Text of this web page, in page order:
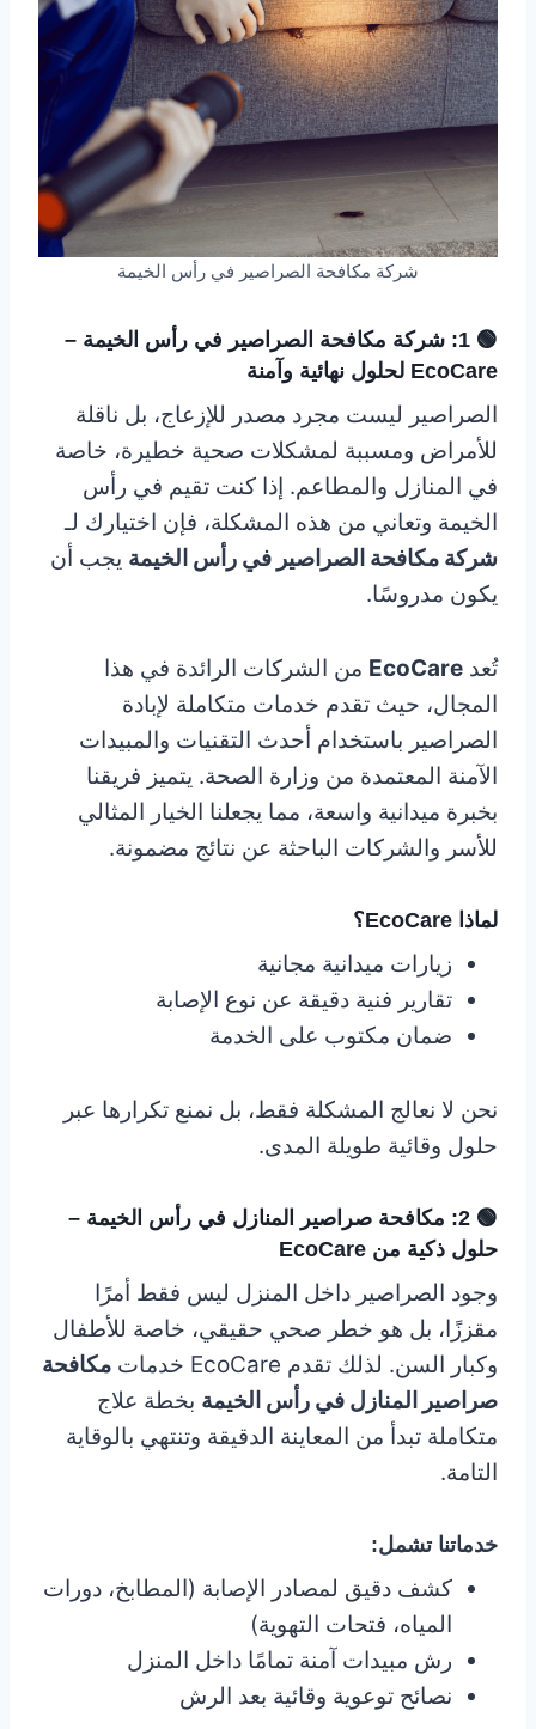
شركة مكافحة الصراصير في رأس الخيمة
🟢 1: شركة مكافحة الصراصير في رأس الخيمة –
EcoCare لحلول نهائية وآمنة
الصراصير ليست مجرد مصدر للإزعاج، بل ناقلة
للأمراض ومسببة لمشكلات صحية خطيرة، خاصة
في المنازل والمطاعم. إذا كنت تقيم في رأس
الخيمة وتعاني من هذه المشكلة، فإن اختيارك لـ
شركة مكافحة الصراصير في رأس الخيمة يجب أن
يكون مدروسًا.
تُعد EcoCare من الشركات الرائدة في هذا
المجال، حيث تقدم خدمات متكاملة لإبادة
الصراصير باستخدام أحدث التقنيات والمبيدات
الآمنة المعتمدة من وزارة الصحة. يتميز فريقنا
بخبرة ميدانية واسعة، مما يجعلنا الخيار المثالي
للأسر والشركات الباحثة عن نتائج مضمونة.
لماذا EcoCare؟
زيارات ميدانية مجانية
تقارير فنية دقيقة عن نوع الإصابة
ضمان مكتوب على الخدمة
نحن لا نعالج المشكلة فقط، بل نمنع تكرارها عبر
حلول وقائية طويلة المدى.
🟢 2: مكافحة صراصير المنازل في رأس الخيمة –
حلول ذكية من EcoCare
وجود الصراصير داخل المنزل ليس فقط أمرًا
مقززًا، بل هو خطر صحي حقيقي، خاصة للأطفال
وكبار السن. لذلك تقدم EcoCare خدمات
مكافحة
صراصير المنازل في رأس الخيمة بخطة علاج
متكاملة تبدأ من المعاينة الدقيقة وتنتهي بالوقاية
التامة.
خدماتنا تشمل:
كشف دقيق لمصادر الإصابة (المطابخ، دورات
المياه، فتحات التهوية)
رش مبيدات آمنة تمامًا داخل المنزل
نصائح توعوية وقائية بعد الرش